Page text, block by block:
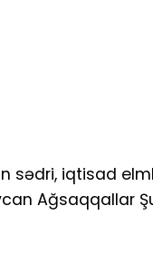
sədri, iqtisad
Ağsaqqallar